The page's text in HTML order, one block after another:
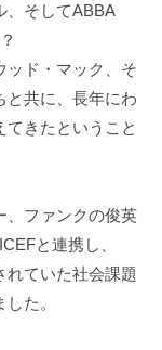
、そしてABBA
ッド・マック、そ
と共に、長年にわ
きたということ
、ファンクの俊英
と連携し、
れていた社会課題
た。